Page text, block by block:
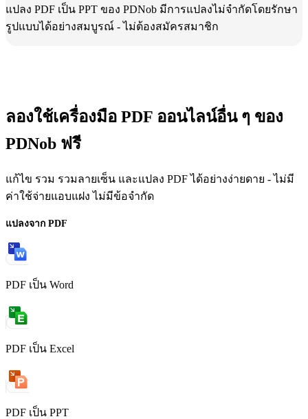
แปลง PDF เป็น PPT ของ PDNob มีการแปลงไม่จำกัดโดยรักษา
รูปแบบได้อย่างสมบูรณ์ - ไม่ต้องสมัครสมาชิก
ลองใช้เครื่องมือ PDF ออนไลน์อื่น ๆ ของ
PDNob ฟรี
แก้ไข รวม รวมลายเซ็น และแปลง PDF ได้อย่างง่ายดาย - ไม่มี
ค่าใช้จ่ายแอบแฝง ไม่มีข้อจำกัด
แปลงจาก PDF
PDF เป็น Word
PDF เป็น Excel
PDF เป็น PPT